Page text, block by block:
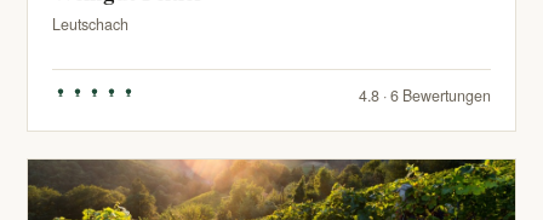
Leutschach
4.8 · 6 Bewertungen